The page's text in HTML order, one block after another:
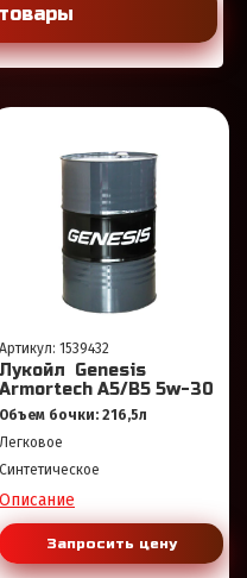
Артикул: 1539432
Лукойл Genesis
Armortech A5/B5 5w-30
Объем бочки: 216,5л
Легковое
Синтетическое
Описание
Запросить цену